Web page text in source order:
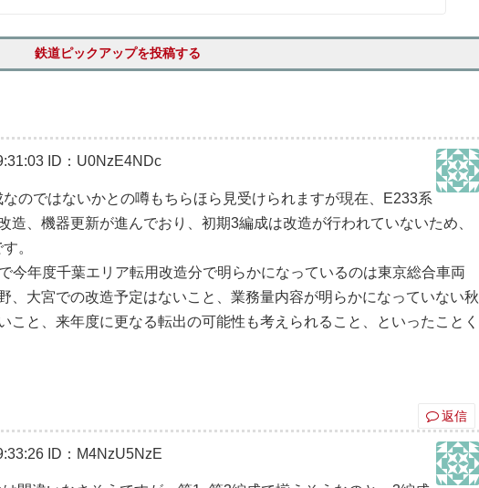
鉄道ピックアップを投稿する
ID：U0NzE4NDc
のではないかとの噂もちらほら見受けられますが現在、E233系
造、機器更新が進んでおり、初期3編成は改造が行われていないため、
。
今年度千葉エリア転用改造分で明らかになっているのは東京総合車両
、大宮での改造予定はないこと、業務量内容が明らかになっていない秋
こと、来年度に更なる転出の可能性も考えられること、といったことく
返信
ID：M4NzU5NzE